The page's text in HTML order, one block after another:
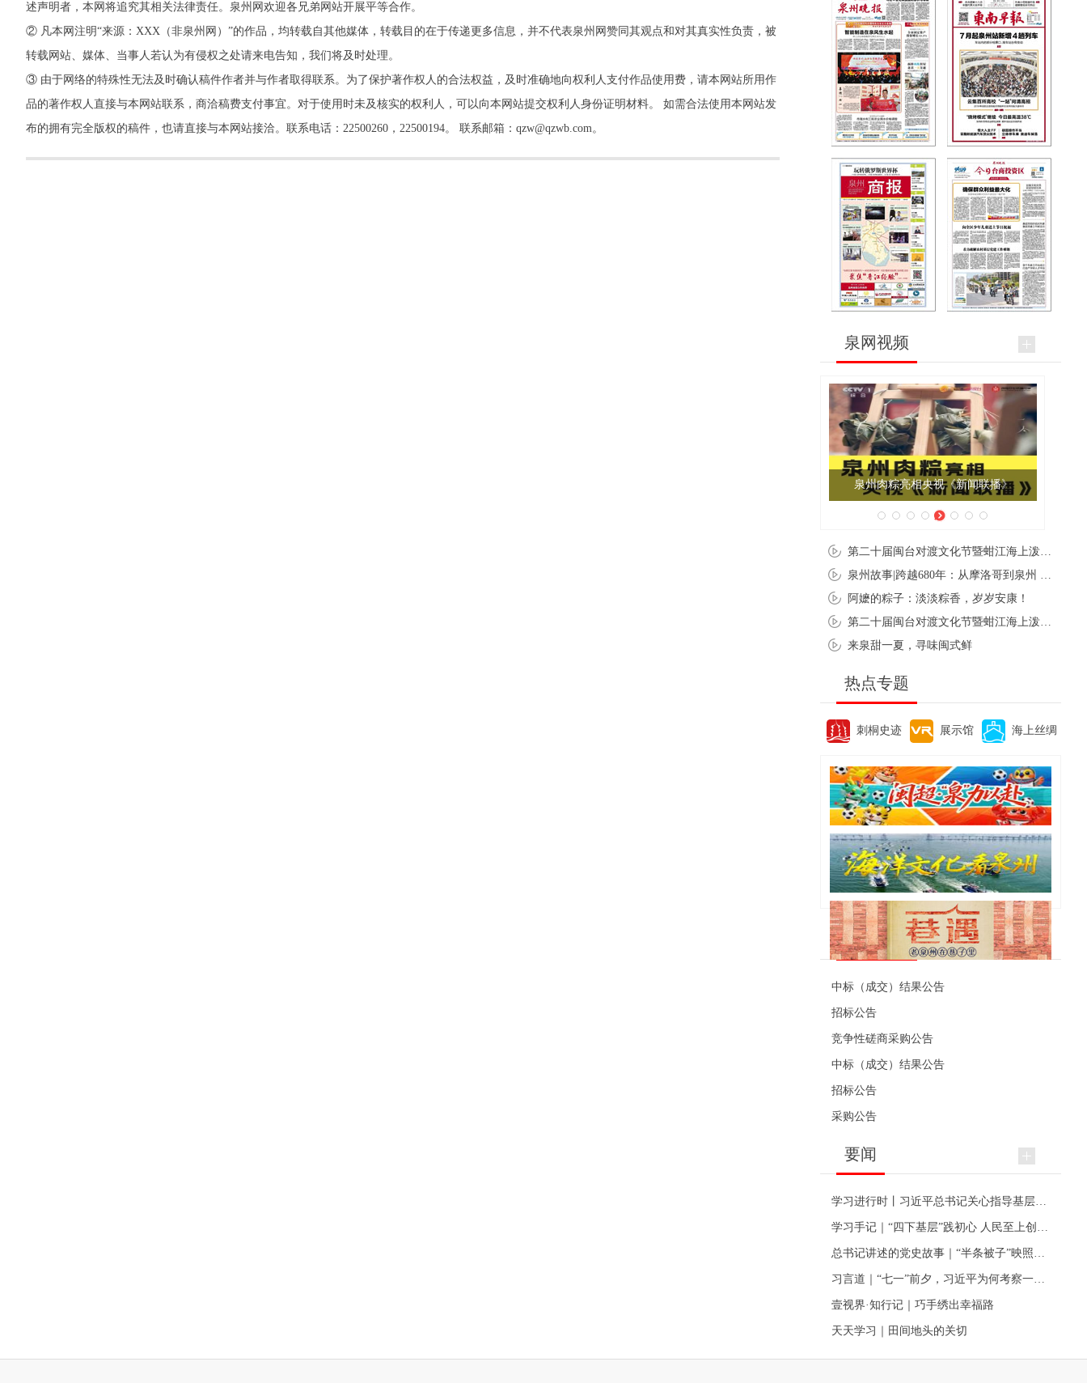
述声明者，本网将追究其相关法律责任。泉州网欢迎各兄弟网站开展平等合作。
② 凡本网注明“来源：XXX（非泉州网）”的作品，均转载自其他媒体，转载目的在于传递更多信息，并不代表泉州网赞同其观点和对其真实性负责，被
转载网站、媒体、当事人若认为有侵权之处请来电告知，我们将及时处理。
③ 由于网络的特殊性无法及时确认稿件作者并与作者取得联系。为了保护著作权人的合法权益，及时准确地向权利人支付作品使用费，请本网站所用作
品的著作权人直接与本网站联系，商洽稿费支付事宜。对于使用时未及核实的权利人，可以向本网站提交权利人身份证明材料。 如需合法使用本网站发
布的拥有完全版权的稿件，也请直接与本网站接洽。联系电话：22500260，22500194。 联系邮箱：qzw@qzwb.com。
泉网视频
泉州肉粽亮相央视《新闻联播》
阿嬷的粽子：淡淡粽香，岁岁安康！
来泉甜一夏，寻味闽式鲜
热点专题
刺桐史迹 展示馆 海上丝绸
便民资讯
中标（成交）结果公告
招标公告
竞争性磋商采购公告
中标（成交）结果公告
招标公告
采购公告
要闻
壹视界·知行记｜巧手绣出幸福路
天天学习｜田间地头的关切